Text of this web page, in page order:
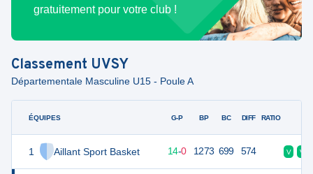
gratuitement pour votre club !
Classement UVSY
Départementale Masculine U15 - Poule A
ÉQUIPES
1 Aillant Sport Basket
G-P BP BC DIFF RATIO
28 14-0 1273 699 574 V V